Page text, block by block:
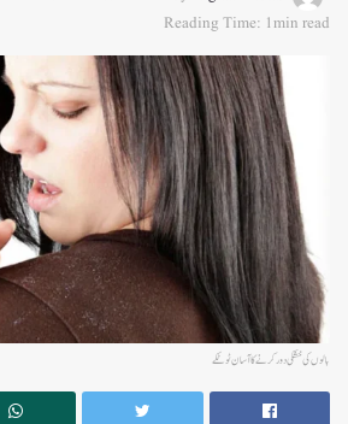
Reading Time: 1min read
بالوں کی خشکی دور کرنے کا آسان ٹوٹکے